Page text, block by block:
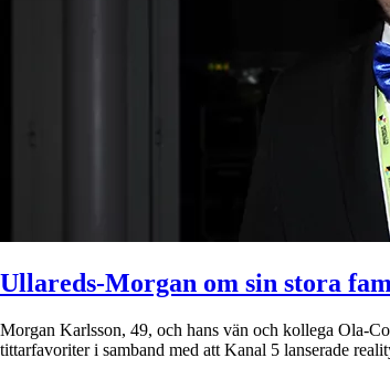
Ullareds-Morgan om sin stora
Morgan Karlsson, 49, och hans vän och kollega Ola-
tittarfavoriter i samband med att Kanal 5 lanserade